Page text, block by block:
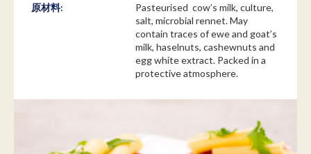
原材料:
Pasteurised cow’s milk, culture,
salt, microbial rennet. May
contain traces of ewe and goat’s
milk, haselnuts, cashewnuts and
egg white extract. Packed in a
protective atmosphere.